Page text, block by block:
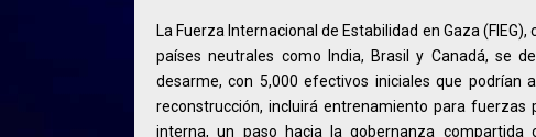
La Fuerza Internacional de Estabilidad en Gaza
países neutrales como India, Brasil y Canadá, se
desarme, con 5,000 efectivos iniciales que podrían
reconstrucción, incluirá entrenamiento para fuerzas
interna, un paso hacia la gobernanza